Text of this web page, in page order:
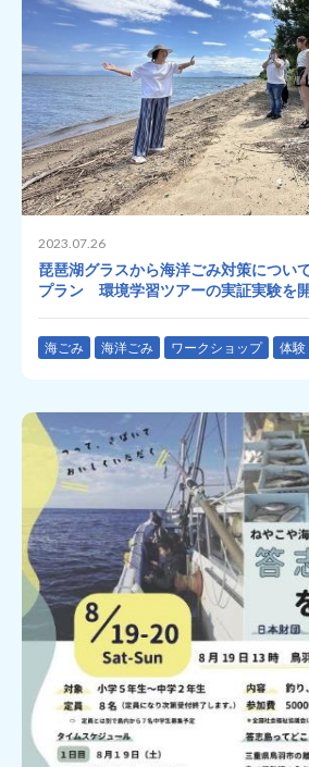
2023.07.26
琵琶湖グラスから海洋ごみ対策につい
プラン 環境学習ツアーの実証実験を
海ごみ 海洋ごみ ワークショップ 体験